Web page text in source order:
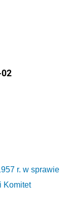
r. w sprawie
Komitet